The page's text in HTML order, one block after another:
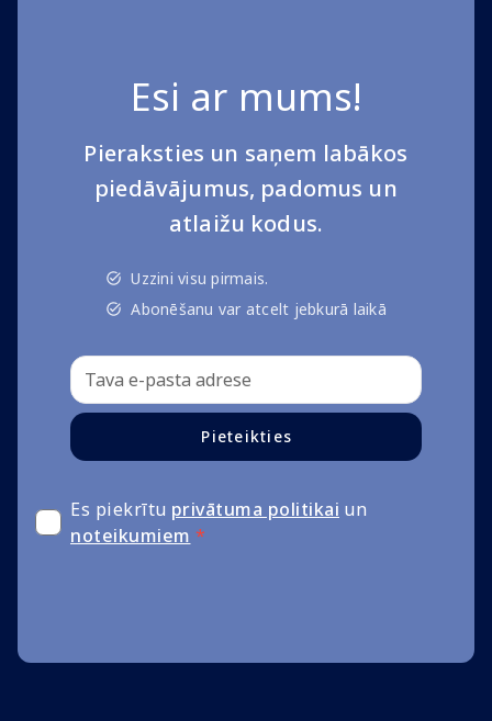
Esi ar mums!
Pieraksties un saņem labākos
piedāvājumus, padomus un
atlaižu kodus.
Uzzini visu pirmais.
Abonēšanu var atcelt jebkurā laikā
Pieteikties
Es piekrītu privātuma politikai un
noteikumiem *